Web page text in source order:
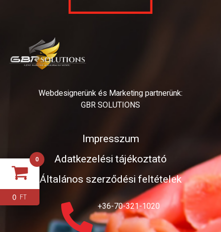
Webdesignerünk és Marketing partnerünk:
GBR SOLUTIONS
Impresszum
Adatkezelési tájékoztató
Általános szerződési feltételek
+36-70-321-1020
0
0 FT